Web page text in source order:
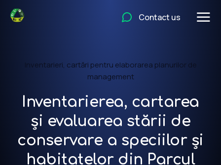
Contact us
Inventarieri, cartări pentru elaborarea planurilor de
management
Inventarierea, cartarea
și evaluarea stării de
conservare a speciilor și
habitatelor din Parcul